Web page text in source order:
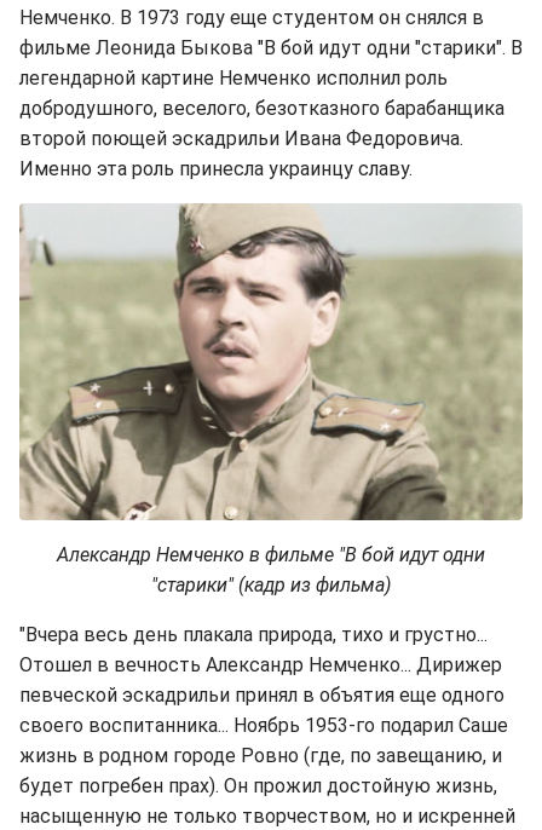
Немченко. В 1973 году еще студентом он снялся в
фильме Леонида Быкова "В бой идут одни "старики". В
легендарной картине Немченко исполнил роль
добродушного, веселого, безотказного барабанщика
второй поющей эскадрильи Ивана Федоровича.
Именно эта роль принесла украинцу славу.
Александр Немченко в фильме "В бой идут одни
"старики" (кадр из фильма)
"Вчера весь день плакала природа, тихо и грустно...
Отошел в вечность Александр Немченко... Дирижер
певческой эскадрильи принял в объятия еще одного
своего воспитанника... Ноябрь 1953-го подарил Саше
жизнь в родном городе Ровно (где, по завещанию, и
будет погребен прах). Он прожил достойную жизнь,
насыщенную не только творчеством, но и искренней